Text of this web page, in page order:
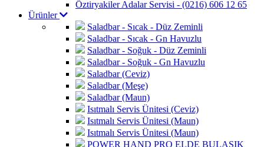
Öztiryakiler Adalar Servisi - (0216) 606 12 65
Ürünler
Saladbar - Sıcak - Düz Zeminli
Saladbar - Sıcak - Gn Havuzlu
Saladbar - Soğuk - Düz Zeminli
Saladbar - Soğuk - Gn Havuzlu
Saladbar (Ceviz)
Saladbar (Meşe)
Saladbar (Maun)
Isıtmalı Servis Ünitesi (Ceviz)
Isıtmalı Servis Ünitesi (Maun)
Isıtmalı Servis Ünitesi (Maun)
POWER HAND PRO ELDE BULAŞIK